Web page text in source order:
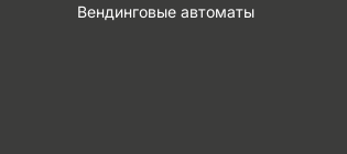
Вендинговые автоматы